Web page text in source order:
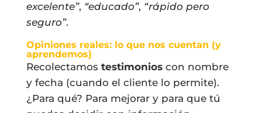
excelente”, “educado”, “rápido pero
seguro”.
Opiniones reales: lo que nos cuentan (y
aprendemos)
Recolectamos testimonioscon nombre
y fecha (cuando el cliente lo permite).
¿Para qué? Para mejorar y para que tú